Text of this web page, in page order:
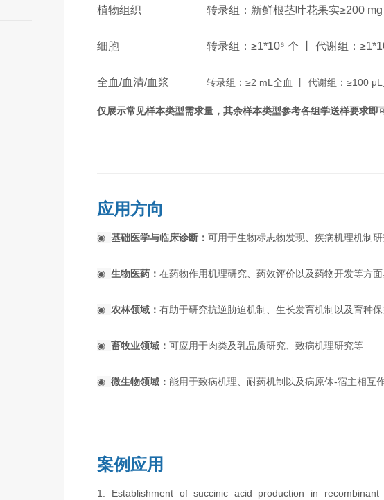
植物组织 转录组：新鲜根茎叶花果实≥200 mg
细胞 转录组：≥1*10⁶ 个 代谢组：
全血/血清/血浆 转录组：≥2 mL全血 代谢组：≥100
仅展示常见样本类型需求量，其余样本类型参考各组学送样要求即
应用方向
◉基础医学与临床诊断：可用于生物标志物发现、疾病机理机制
◉生物医药：在药物作用机理研究、药效评价以及药物开发等方
◉农林领域：有助于研究抗逆胁迫机制、生长发育机制以及育种
◉畜牧业领域：可应用于肉类及乳品质研究、致病机理研究等
◉微生物领域：能用于致病机理、耐药机制以及病原体-宿主相互
案例应用
1. Establishment of succinic acid production in